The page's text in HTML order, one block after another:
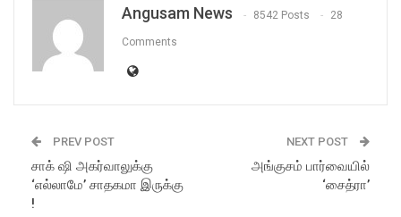
Angusam News 8542 Posts 28
Comments
PREV POST
சாக் ஷி அகர்வாலுக்கு
‘எல்லாமே’ சாதகமா இருக்கு
!
NEXT POST
அங்குசம் பார்வையில்
‘சைத்ரா’